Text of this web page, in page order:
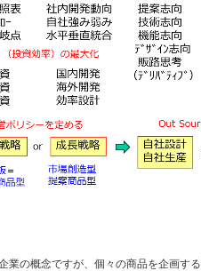
業の概念ですが、個々の商品を企画す